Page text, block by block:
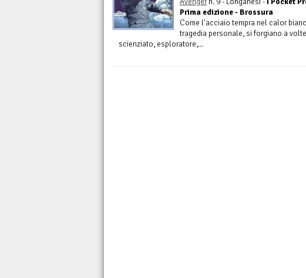
Prima edizione - Brossura
Come l'acciaio tempra nel calor
tragedia personale, si forgiano a
scienziato, esploratore,...